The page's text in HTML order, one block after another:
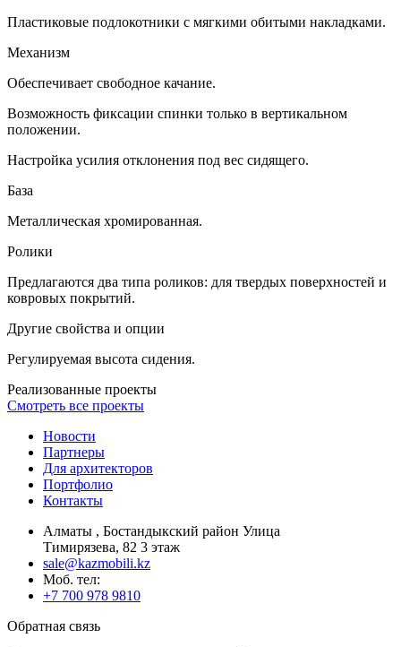
Пластиковые подлокотники с мягкими обитыми накладками.
Механизм
Обеспечивает свободное качание.
Возможность фиксации спинки только в вертикальном
положении.
Настройка усилия отклонения под вес сидящего.
База
Металлическая хромированная.
Ролики
Предлагаются два типа роликов: для твердых поверхностей и
ковровых покрытий.
Другие свойства и опции
Регулируемая высота сидения.
Реализованные проекты
Смотреть все проекты
Новости
Партнеры
Для архитекторов
Портфолио
Контакты
Алматы , Бостандыкский район Улица
Тимирязева, 82 3 этаж
sale@kazmobili.kz
Moб. тел:
+7 700 978 9810
Обратная связь